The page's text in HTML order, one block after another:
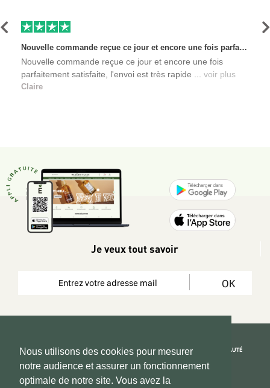
Nous utilisons des cookies pour mesurer
notre audience et assurer un fonctionnement
optimale de notre site. Vous avez la
Nouvelle commande reçue ce jour et encore une fois parfaitement satisfaite, l'envoi est très rapide et les produits sont toujours conditionnés de manière personnalisés. L'avantage de commander auprès de créateurs indépendants.
Nouvelle commande reçue ce jour et encore une fois
parfaitement satisfaite, l'envoi est très rapide ... voir plus
Claire
Précédent
Je veux tout savoir
OK
Copyright 2026 © www.hadeen-place.fr
REJOIGNEZ LA COMMUNAUTÉ